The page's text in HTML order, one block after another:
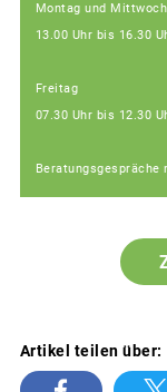
Montag und Mittwoch
13.00 Uhr bis 16.30
Freitag
07.30 Uhr bis 12.30
Artikel teilen über: